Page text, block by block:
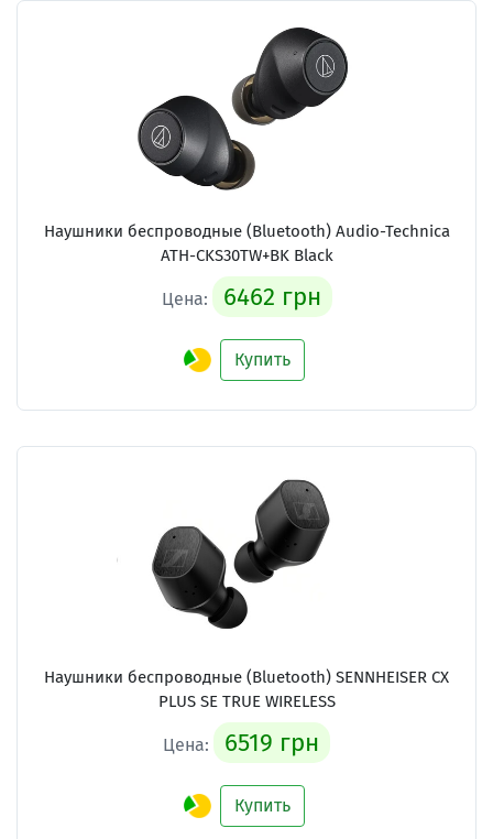
Наушники беспроводные (Bluetooth) Audio-Technica
ATH-CKS30TW+BK Black
Цена: 6462 грн
Купить
Наушники беспроводные (Bluetooth) SENNHEISER CX
PLUS SE TRUE WIRELESS
Цена: 6519 грн
Купить